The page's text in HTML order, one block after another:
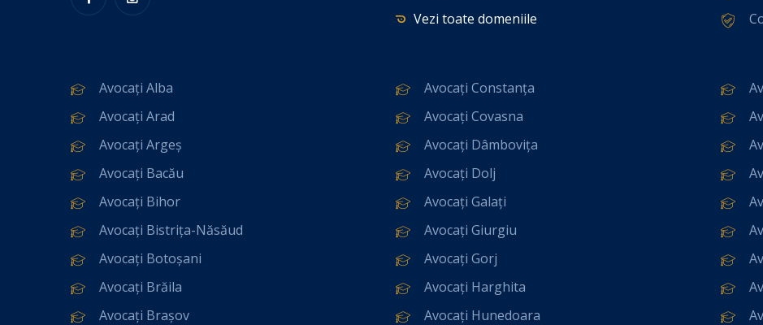
Vezi toate domeniile
Avocați Alba
Avocați Arad
Avocați Argeș
Avocați Bacău
Avocați Bihor
Avocați Bistrița-Năsăud
Avocați Botoșani
Avocați Brăila
Avocați Brașov
Avocați Constanța
Avocați Covasna
Avocați Dâmbovița
Avocați Dolj
Avocați Galați
Avocați Giurgiu
Avocați Gorj
Avocați Harghita
Avocați Hunedoara